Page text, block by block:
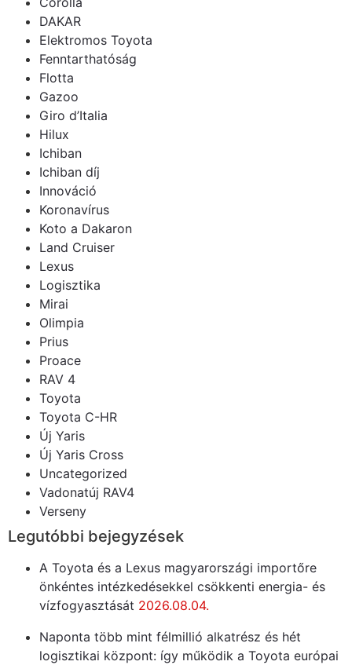
DAKAR
Elektromos Toyota
Fenntarthatóság
Flotta
Gazoo
Giro d’Italia
Hilux
Ichiban
Ichiban díj
Innováció
Koronavírus
Koto a Dakaron
Land Cruiser
Lexus
Logisztika
Mirai
Olimpia
Prius
Proace
RAV 4
Toyota
Toyota C-HR
Új Yaris
Új Yaris Cross
Uncategorized
Vadonatúj RAV4
Verseny
Legutóbbi bejegyzések
A Toyota és a Lexus magyarországi importőre
önkéntes intézkedésekkel csökkenti energia- és
vízfogyasztását 2026.08.04.
Naponta több mint félmillió alkatrész és hét
logisztikai központ: így működik a Toyota európai